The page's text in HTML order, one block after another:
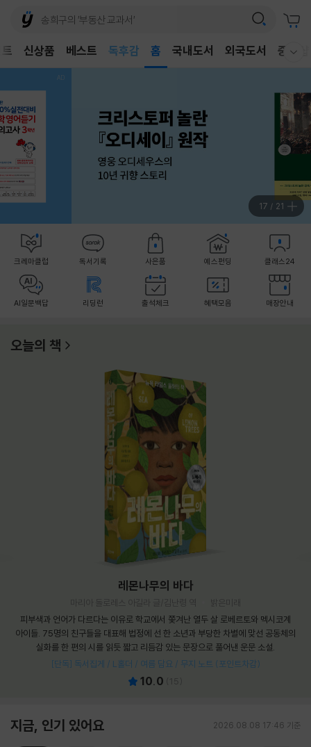
신상품 베스트
어린이
어린이 홈 국내도서 외국도서 중고샵
18 / 21
크레마클럽 독서기록 사은품 예스펀딩 클래스24
AI일문백답 리딩런 출석체크 혜택모음 매장안내
오늘의 책
레몬나무의 바다
피부색과 언어가 다르다는 이유로 학교에서 쫓겨난 열두 살 로베르토와 멕시코계
아이들. 75명의 친구들을 대표해 법정에 선 한 소년과 부당한 차별에 맞선 공동체의
실화를 한 편의 시를 읽듯 짧고 리듬감 있는 문장으로 풀어낸 운문 소설.
[단독] 독서집게 / L홀더 / 여름 담요 / 무지 노트 (포인트차감)
10.0
지금, 인기 있어요 2026.08.08 17:46 기준